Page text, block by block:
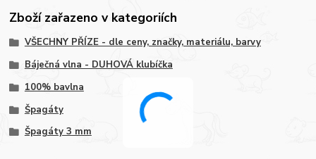
Zboží zařazeno v kategoriích
VŠECHNY PŘÍZE - dle ceny, značky, materiálu, barvy
Báječná vlna - DUHOVÁ klubíčka
100% bavlna
Špagáty
Špagáty 3 mm